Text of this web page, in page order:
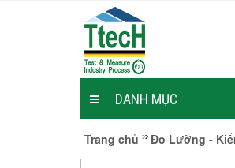
DANH MỤC
Trang chủ Đo Lường -